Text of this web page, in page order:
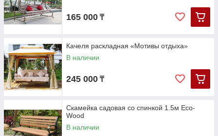
165 000 ₸
Качеля раскладная «Мотивы отдыха»
В наличии
245 000 ₸
Скамейка садовая со спинкой 1.5м Eco-
Wood
В наличии